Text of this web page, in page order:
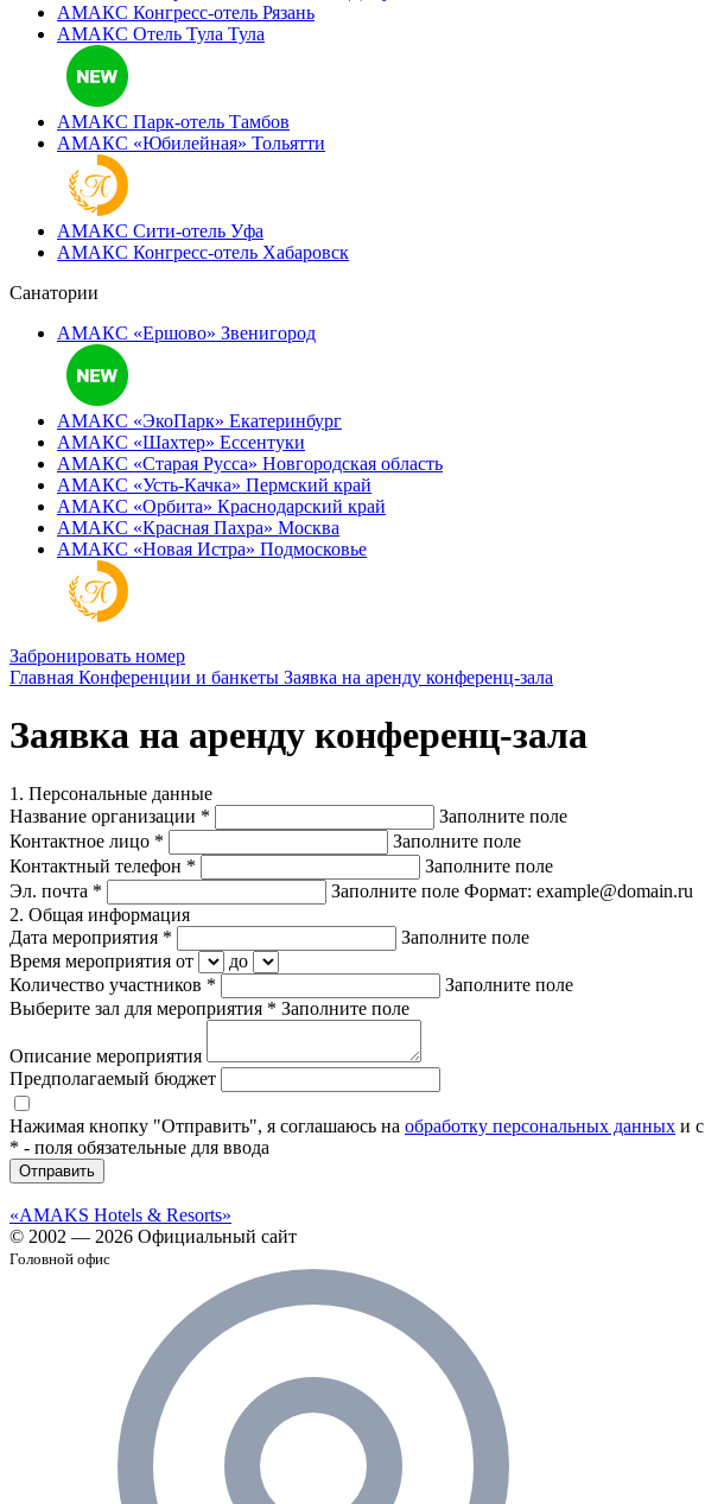
АМАКС Конгресс-отель Рязань
АМАКС Отель Тула Тула
АМАКС Парк-отель Тамбов
АМАКС «‎Юбилейная» Тольятти
АМАКС Сити-отель Уфа
АМАКС Конгресс-отель Хабаровск
Санатории
АМАКС «Ершово» Звенигород
АМАКС «ЭкоПарк» Екатеринбург
АМАКС «‎Шахтер» Ессентуки
АМАКС «‎Старая Русса» Новгородская область
АМАКС «‎Усть-Качка» Пермский край
АМАКС «‎Орбита» Краснодарский край
АМАКС «‎Красная Пахра» Москва
АМАКС «‎Новая Истра» Подмосковье
Забронировать номер
Главная Конференции и банкеты Заявка на аренду конференц-зала
Заявка на аренду конференц-зала
1. Персональные данные
Название организации *
Заполните поле
Контактное лицо *
Заполните поле
Контактный телефон *
Заполните поле
Эл. почта * Заполните поле Формат: example@domain.ru
2. Общая информация
Дата мероприятия *
Заполните поле
Время мероприятия от
до
Количество участников *
Заполните поле
Выберите зал для мероприятия * Заполните поле
Описание мероприятия
Предполагаемый бюджет
Нажимая кнопку "Отправить", я соглашаюсь на обработку персональных данных и с
* - поля обязательные для ввода
Отправить
«AMAKS Hotels & Resorts»
© 2002 — 2026 Официальный сайт
Головной офис